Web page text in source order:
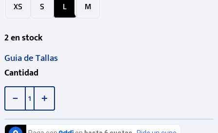
XS S L M
2en stock
Guia de Tallas
Cantidad
＋
－